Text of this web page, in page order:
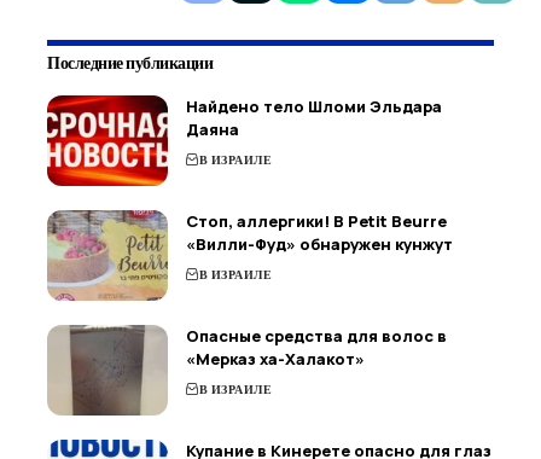
Последние публикации
Найдено тело Шломи Эльдара
Даяна
В ИЗРАИЛЕ
Стоп, аллергики! В Petit Beurre
«Вилли-Фуд» обнаружен кунжут
В ИЗРАИЛЕ
Опасные средства для волос в
«Мерказ ха-Халакот»
В ИЗРАИЛЕ
Купание в Кинерете опасно для глаз